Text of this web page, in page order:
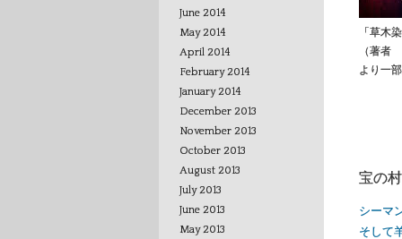
June 2014
May 2014
April 2014
February 2014
January 2014
December 2013
November 2013
October 2013
August 2013
July 2013
June 2013
May 2013
「草木
（著者
より一
宝の
シーマ
そして